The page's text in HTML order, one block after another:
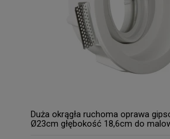
Duża okrągła ruchoma oprawa
Ø23cm głębokość 18,6cm do